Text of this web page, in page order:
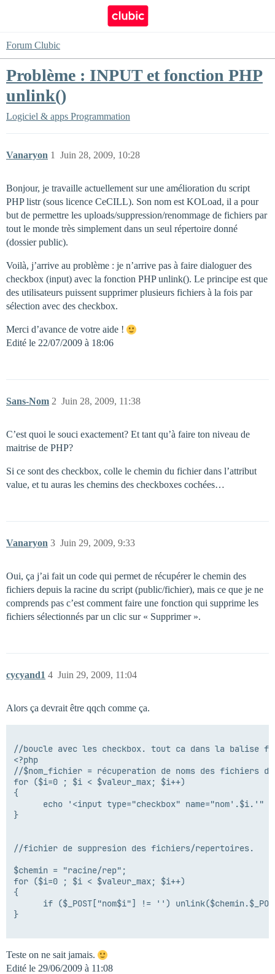
Forum Clubic
Problème : INPUT et fonction PHP
unlink()
Logiciel & apps Programmation
Vanaryon Juin 28, 2009, 10:28
1
Bonjour, je travaille actuellement sur une amélioration du script
PHP listr (sous licence CeCILL). Son nom est KOLoad, il a pour
but de permettre les uploads/suppression/renommage de fichiers par
tout le monde très simplement dans un seul répertoire donné
(dossier public).
Voilà, j’arrive au problème : je n’arrive pas à faire dialoguer des
checkbox (input) avec la fonction PHP unlink(). Le principe est que
des utilisateurs puissent supprimer plusieurs fichiers à la fois par
sélection avec des checkbox.
Merci d’avance de votre aide !
Edité le 22/07/2009 à 18:06
Sans-Nom Juin 28, 2009, 11:38
2
C’est quoi le souci exactement? Et tant qu’à faire ton niveau de
maitrise de PHP?
Si ce sont des checkbox, colle le chemin du fichier dans l’attribut
value, et tu auras les chemins des checkboxes cochées…
Vanaryon Juin 29, 2009, 9:33
3
Oui, ça j’ai fait un code qui permet de récupérer le chemin des
fichiers depuis la racine du script (public/fichier), mais ce que je ne
comprends pas c’est comment faire une fonction qui supprime les
fichiers sélectionnés par un clic sur « Supprimer ».
cycyand1 Juin 29, 2009, 11:04
4
Alors ça devrait être qqch comme ça.
//boucle avec les checkbox. tout ca dans la balise
<?php
//$nom_fichier = récuperation de noms des fichiers
for ($i=0 ; $i < $valeur_max; $i++)
{
echo '<input type="checkbox" name="nom'.$i.'"
}
//fichier de suppresion des fichiers/repertoires.
$chemin = "racine/rep";
for ($i=0 ; $i < $valeur_max; $i++)
{
if ($_POST["nom$i"] != '')
}
Teste on ne sait jamais.
Edité le 29/06/2009 à 11:08